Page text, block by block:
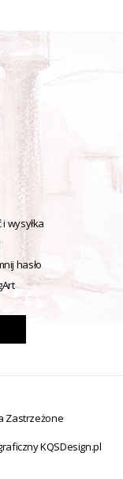
i wysyłka
hasło
Zastrzeżone
KQSDesign.pl